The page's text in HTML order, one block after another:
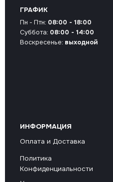
ИНФОРМАЦИЯ
Оплата и Доставка
Политика
Конфиденциальности
ГРАФИК
Пн - Птн: 08:00 - 18:00
Суббота: 08:00 - 14:00
Воскресенье: выходной